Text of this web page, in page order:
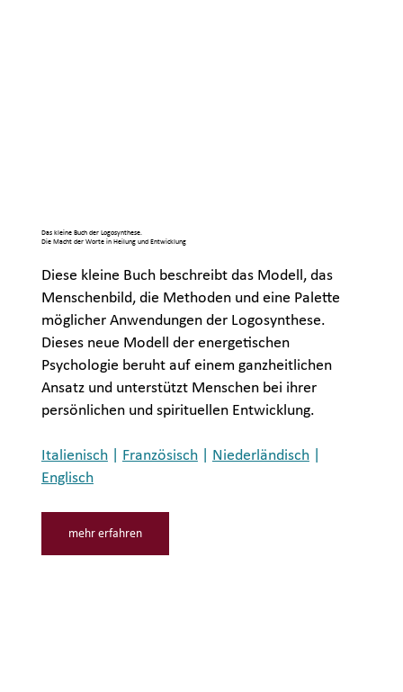
Das kleine Buch der Logosynthese.
Die Macht der Worte in Heilung und Entwicklung
Diese kleine Buch beschreibt das Modell, das
Menschenbild, die Methoden und eine Palette
möglicher Anwendungen der Logosynthese.
Dieses neue Modell der energetischen
Psychologie beruht auf einem ganzheitlichen
Ansatz und unterstützt Menschen bei ihrer
persönlichen und spirituellen Entwicklung.
Italienisch| Französisch| Niederländisch|
Englisch
mehr erfahren